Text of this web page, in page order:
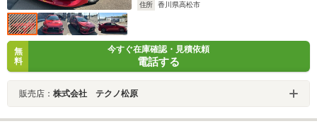
住所
香川県高松市
無
料
今すぐ在庫確認・見積依頼
電話する
販売店： 株式会社 テクノ松原